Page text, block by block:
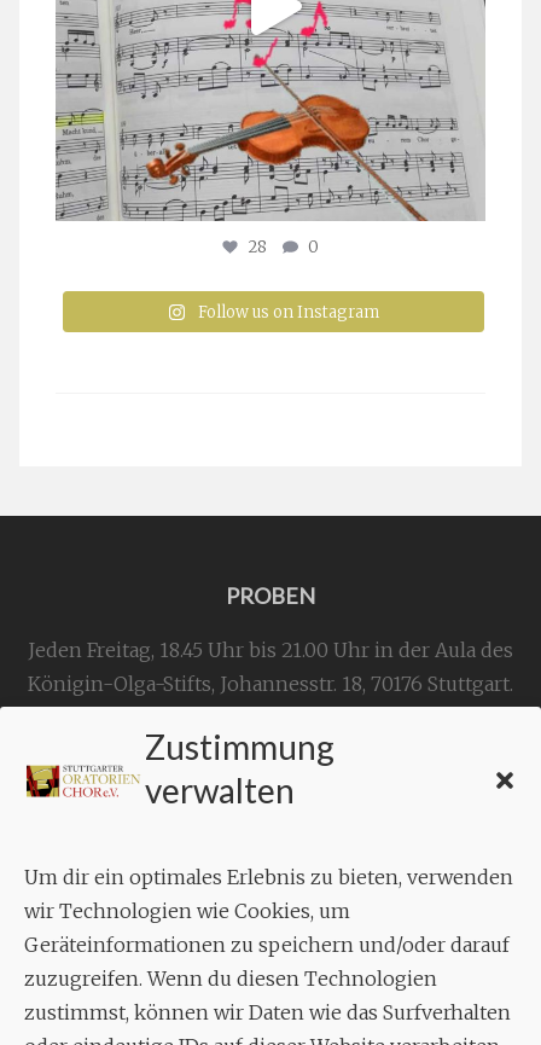
Zustimmung
verwalten
Um dir ein optimales Erlebnis zu bieten, verwenden
wir Technologien wie Cookies, um
Geräteinformationen zu speichern und/oder darauf
zuzugreifen. Wenn du diesen Technologien
zustimmst, können wir Daten wie das Surfverhalten
28 0
Follow us on Instagram
PROBEN
Jeden Freitag, 18.45 Uhr bis 21.00 Uhr in der Aula des
Königin-Olga-Stifts, Johannesstr. 18, 70176 Stuttgart.
KONTAKT
Geschäftsstelle:
Aixheimer Str. 18
70619 Stuttgart
MUSIK
Musikalischer Leiter: